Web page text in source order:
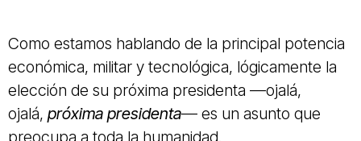
Como estamos hablando de la principal potencia
económica, militar y tecnológica, lógicamente la
elección de su próxima presidenta —ojalá,
ojalá, próxima presidenta— es un asunto que
preocupa a toda la humanidad.